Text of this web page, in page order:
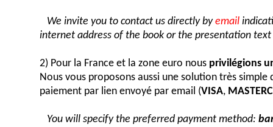
We invite you to contact us directly byemail
internet address of the book or the presentation
2) Pour la France et la zone euro nous privilégions
Nous vous proposons aussi une solution très simple
paiement par lien envoyé par email (VISA,
You will specify the preferred payment method: